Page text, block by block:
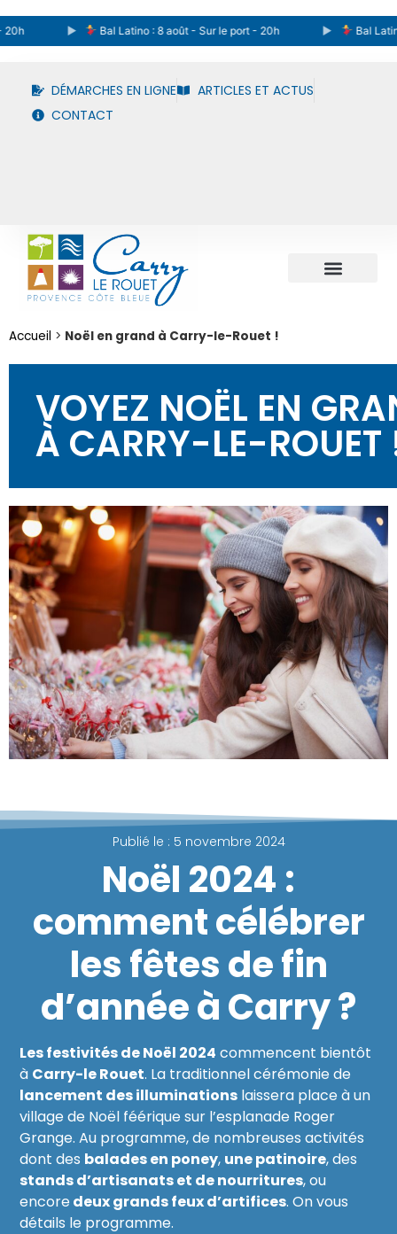
Bal Latino : 8 août - Sur le port - 20h Bal Latino : 8
DÉMARCHES EN LIGNE
ARTICLES ET ACTUS
CONTACT
Accueil > Noël en grand à Carry-le-Rouet !
VOYEZ NOËL EN
À CARRY-LE-ROUET
Publié le : 5 novembre 2024
Noël 2024 :
comment célébrer
les fêtes de fin
d’année à Carry ?
Les festivités de Noël 2024 commencent bientôt
à Carry-le Rouet. La traditionnel cérémonie de
lancement des illuminations laissera place à un
village de Noël féérique sur l’esplanade Roger
Grange. Au programme, de nombreuses activités
dont des balades en poney, une patinoire, des
stands d’artisanats et de nourritures, ou
encoredeux grands feux d’artifices. On vous
détails le programme.